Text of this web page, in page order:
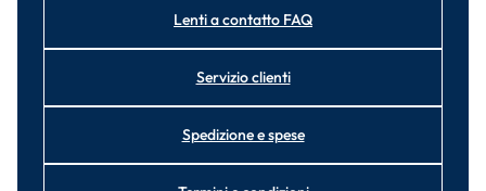
Lenti a contatto FAQ
Servizio clienti
Spedizione e spese